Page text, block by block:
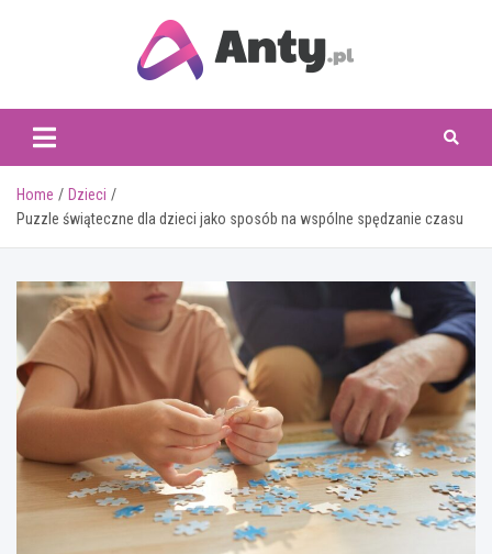
www.anty.pl
Home
Dzieci
Puzzle świąteczne dla dzieci jako sposób na wspólne spędzanie czasu